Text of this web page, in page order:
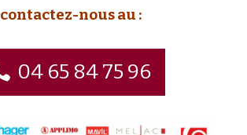
contactez-nous au :
04 65 84 75 96